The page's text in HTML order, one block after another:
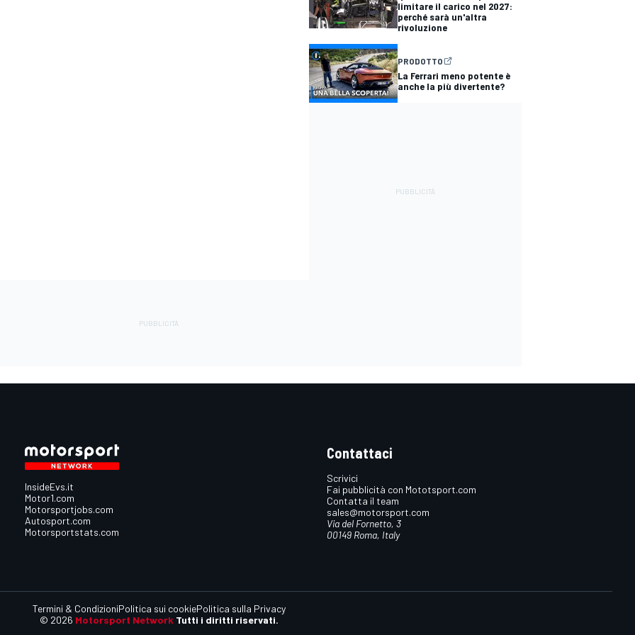
limitare il carico nel 2027:
perché sarà un'altra
rivoluzione
PRODOTTO
La Ferrari meno potente è
anche la più divertente?
InsideEvs.it
Motor1.com
Motorsportjobs.com
Autosport.com
Motorsportstats.com
Contattaci
Scrivici
Fai pubblicità con Mototsport.com
Contatta il team
sales@motorsport.com
Via del Fornetto, 3
00149 Roma, Italy
© 2026 Motorsport Network Tutti i diritti riservati.
Termini & CondizioniPolitica sui cookiePolitica sulla Privacy